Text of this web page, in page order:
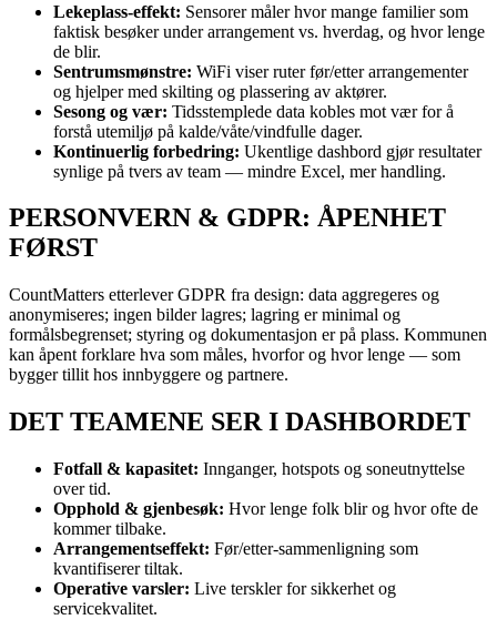
Lekeplass-effekt: Sensorer måler hvor mange familier som
faktisk besøker under arrangement vs. hverdag, og hvor lenge
de blir.
Sentrumsmønstre: WiFi viser ruter før/etter arrangementer
og hjelper med skilting og plassering av aktører.
Sesong og vær: Tidsstemplede data kobles mot vær for å
forstå utemiljø på kalde/våte/vindfulle dager.
Kontinuerlig forbedring: Ukentlige dashbord gjør resultater
synlige på tvers av team — mindre Excel, mer handling.
PERSONVERN & GDPR: ÅPENHET
FØRST
CountMatters etterlever GDPR fra design: data aggregeres og
anonymiseres; ingen bilder lagres; lagring er minimal og
formålsbegrenset; styring og dokumentasjon er på plass. Kommunen
kan åpent forklare hva som måles, hvorfor og hvor lenge — som
bygger tillit hos innbyggere og partnere.
DET TEAMENE SER I DASHBORDET
Fotfall & kapasitet: Innganger, hotspots og soneutnyttelse
over tid.
Opphold & gjenbesøk: Hvor lenge folk blir og hvor ofte de
kommer tilbake.
Arrangementseffekt: Før/etter-sammenligning som
kvantifiserer tiltak.
Operative varsler: Live terskler for sikkerhet og
servicekvalitet.